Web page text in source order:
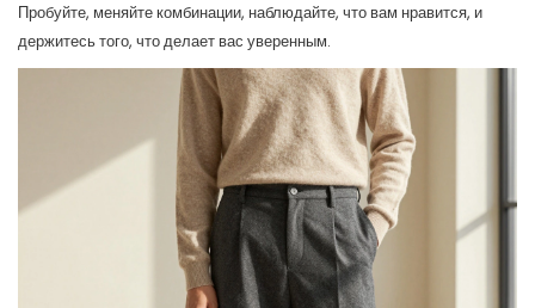
Пробуйте, меняйте комбинации, наблюдайте, что вам нравится, и
держитесь того, что делает вас уверенным.